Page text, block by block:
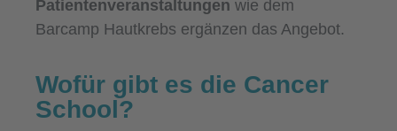
Patientenveranstaltungen wie dem
Barcamp Hautkrebs ergänzen das Angebot.
Wofür gibt es die Cancer
School?